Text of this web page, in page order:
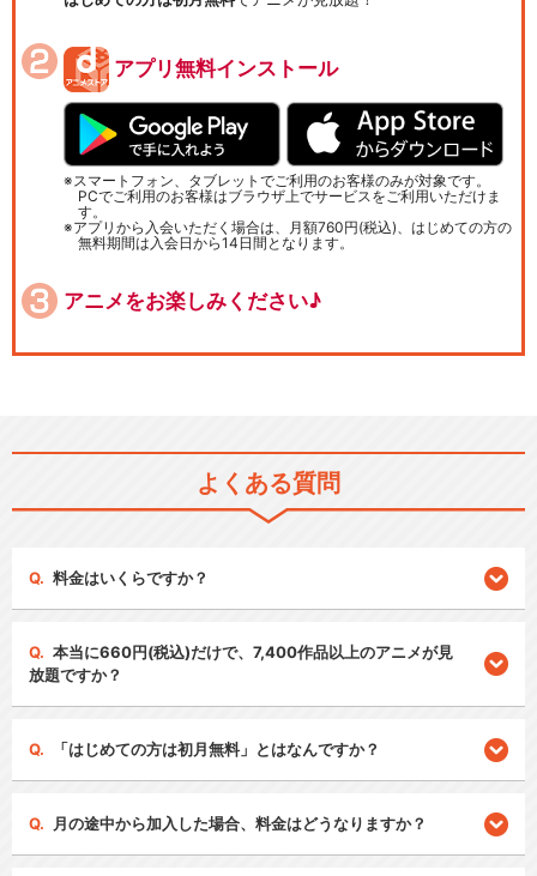
アプリ無料インストール
スマートフォン、タブレットでご利用のお客様のみが対象です。
PCでご利用のお客様はブラウザ上でサービスをご利用いただけま
す。
アプリから入会いただく場合は、月額760円(税込)、はじめての方の
無料期間は入会日から14日間となります。
アニメをお楽しみください♪
よくある質問
料金はいくらですか？
本当に660円(税込)だけで、7,400作品以上のアニメが見
放題ですか？
「はじめての方は初月無料」とはなんですか？
月の途中から加入した場合、料金はどうなりますか？